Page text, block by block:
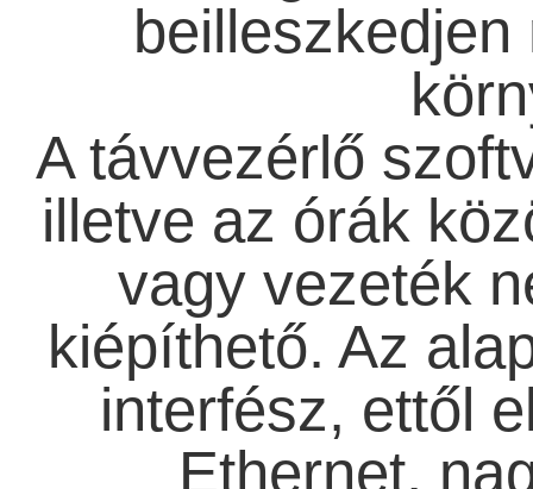
A távvezérlő
illetve az órák
vagy vezeték
kiépíthető. Az
interfész, ettől
Ethernet,